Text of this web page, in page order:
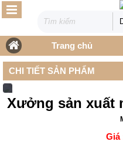
Trang chủ
CHI TIẾT SẢN PHẨM
Xưởng sản xuất
Giá